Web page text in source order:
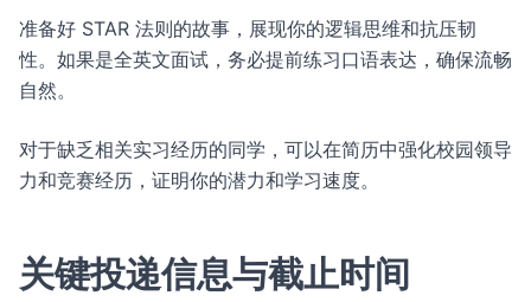
准备好 STAR 法则的故事，展现你的逻辑思维和抗压韧
性。如果是全英文面试，务必提前练习口语表达，确保流畅
自然。
对于缺乏相关实习经历的同学，可以在简历中强化校园领导
力和竞赛经历，证明你的潜力和学习速度。
关键投递信息与截止时间